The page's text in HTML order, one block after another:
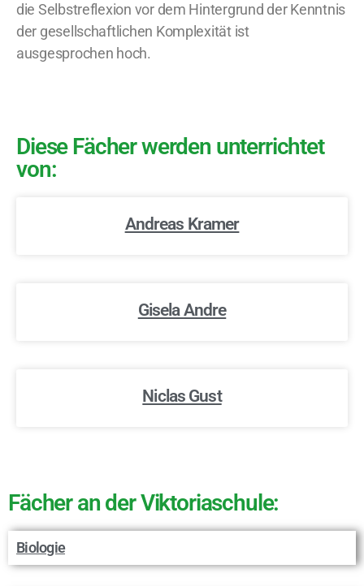
die Selbstreflexion vor dem Hintergrund der Kenntnis
der gesellschaftlichen Komplexität ist
ausgesprochen hoch.
Diese Fächer werden unterrichtet
von:
Andreas Kramer
Gisela Andre
Niclas Gust
Fächer an der Viktoriaschule:
Biologie